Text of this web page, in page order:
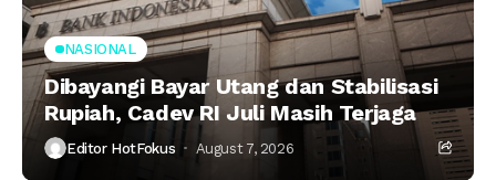
NASIONAL
Dibayangi Bayar Utang dan Stabilisasi
Rupiah, Cadev RI Juli Masih Terjaga
Editor HotFokus August 7, 2026